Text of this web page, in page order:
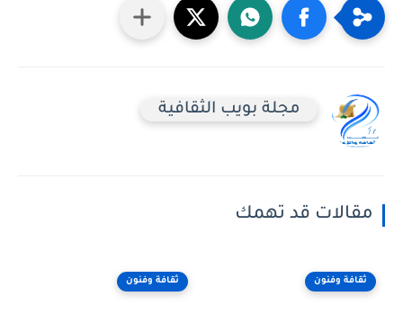
مجلة بويب الثقافية
مقالات قد تهمك
ثقافة وفنون ثقافة وفنون